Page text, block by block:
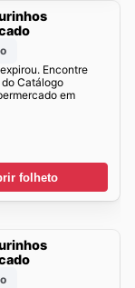
Encontre
Catálogo
em
folheto